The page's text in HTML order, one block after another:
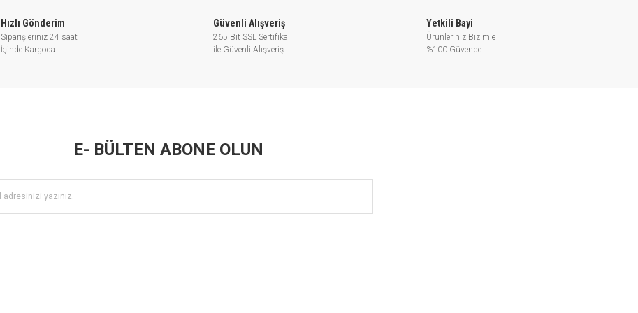
Hızlı Gönderim
Siparişleriniz 24 saat
İçinde Kargoda
Güvenli Alışveriş
265 Bit SSL Sertifika
ile Güvenli Alışveriş
Yetkili Bayi
Ürünleriniz Bizimle
%100 Güvende
E- BÜLTEN ABONE OLUN